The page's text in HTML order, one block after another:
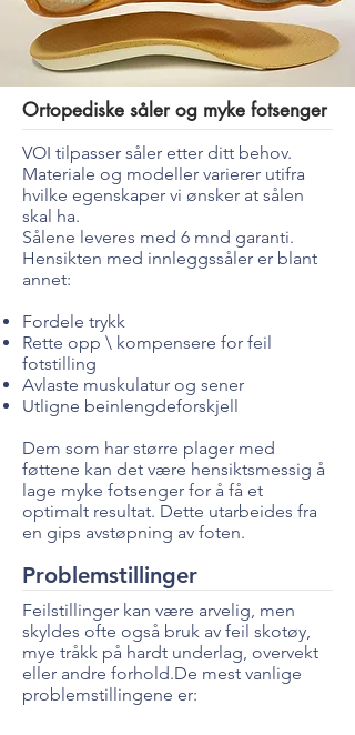
Ortopediske såler og myke fotsenger
VOI tilpasser såler etter ditt behov.
Materiale og modeller varierer utifra
hvilke egenskaper vi ønsker at sålen
skal ha.
Sålene leveres med 6 mnd garanti.
Hensikten med innleggssåler er blant
annet:
Fordele trykk
Rette opp \ kompensere for feil
fotstilling
Avlaste muskulatur og sener
Utligne beinlengdeforskjell
Dem som har større plager med
føttene kan det være hensiktsmessig å
lage myke fotsenger for å få et
optimalt resultat. Dette utarbeides fra
en gips avstøpning av foten.
Problemstillinger
Feilstillinger kan være arvelig, men
skyldes ofte også bruk av feil skotøy,
mye tråkk på hardt underlag, overvekt
eller andre forhold.De mest vanlige
problemstillingene er: